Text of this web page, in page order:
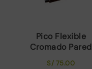
Pico Flexible
Cromado Pared
S/ 75.00